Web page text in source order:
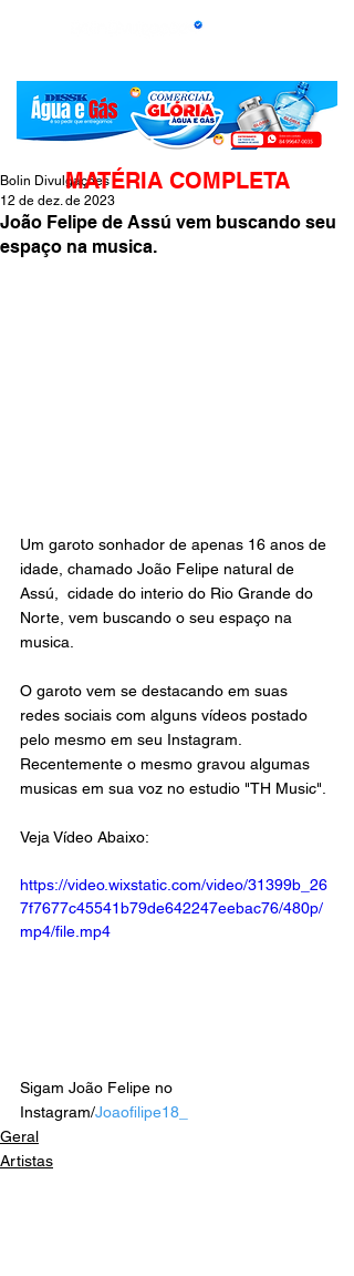
João Felipe de Assú vem buscando seu
espaço na musica.
Bolin Divulgações
12 de dez. de 2023
Um garoto sonhador de apenas 16 anos de
idade, chamado João Felipe natural de
Assú,  cidade do interio do Rio Grande do
Norte, vem buscando o seu espaço na
musica.
O garoto vem se destacando em suas
redes sociais com alguns vídeos postado
pelo mesmo em seu Instagram.
Recentemente o mesmo gravou algumas
musicas em sua voz no estudio "TH Music".
Veja Vídeo Abaixo:
https://video.wixstatic.com/video/31399b_26
7f7677c45541b79de642247eebac76/480p/
mp4/file.mp4
Sigam João Felipe no
Instagram/Joaofilipe18_
Geral
Artistas
MATÉRIA COMPLETA